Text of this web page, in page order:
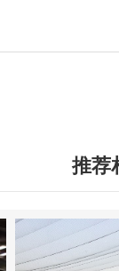
推荐